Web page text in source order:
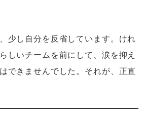
少し自分を反省しています。けれ
しいチームを前にして、涙を抑え
できませんでした。それが、正直